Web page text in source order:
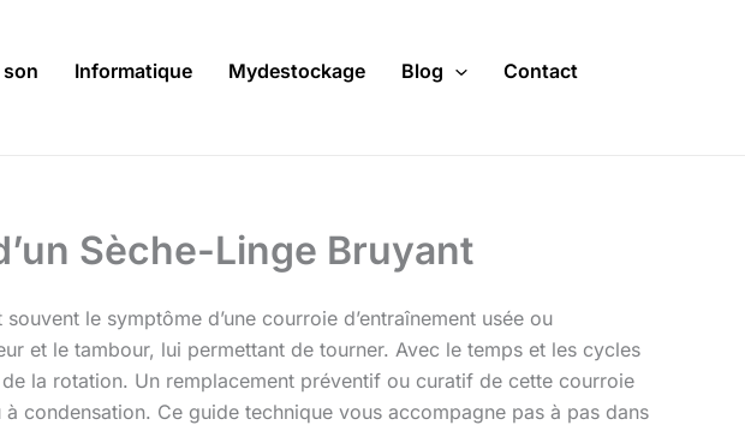
Informatique Mydestockage Blog Contact
Sèche-Linge Bruyant
le symptôme d’une courroie d’entraînement usée ou
et le tambour, lui permettant de tourner. Avec le temps et les cycles
la rotation. Un remplacement préventif ou curatif de cette courroie
condensation. Ce guide technique vous accompagne pas à pas dans